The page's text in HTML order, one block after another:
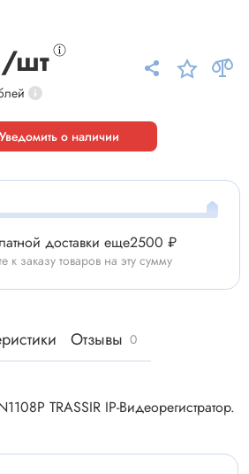
шт
Уведомить о наличии
доставки еще2500 ₽
к заказу товаров на эту сумму
Отзывы 0
TRASSIR IP-Видеорегистратор.